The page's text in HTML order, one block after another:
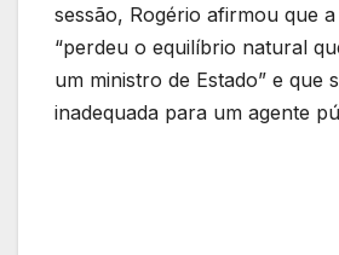
sessão, Rogério afirmou que
“perdeu o equilíbrio natural
um ministro de Estado” e que
inadequada para um agente